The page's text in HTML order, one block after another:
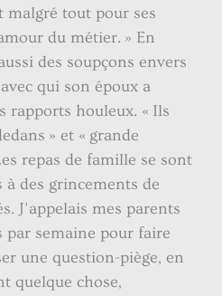
tout pour ses
du métier. » En
des soupçons envers
qui son époux a
rapports houleux. « Ils
» et « grande
repas de famille se sont
à des grincements de
J’appelais mes parents
par semaine pour faire
une question-piège, en
quelque chose,